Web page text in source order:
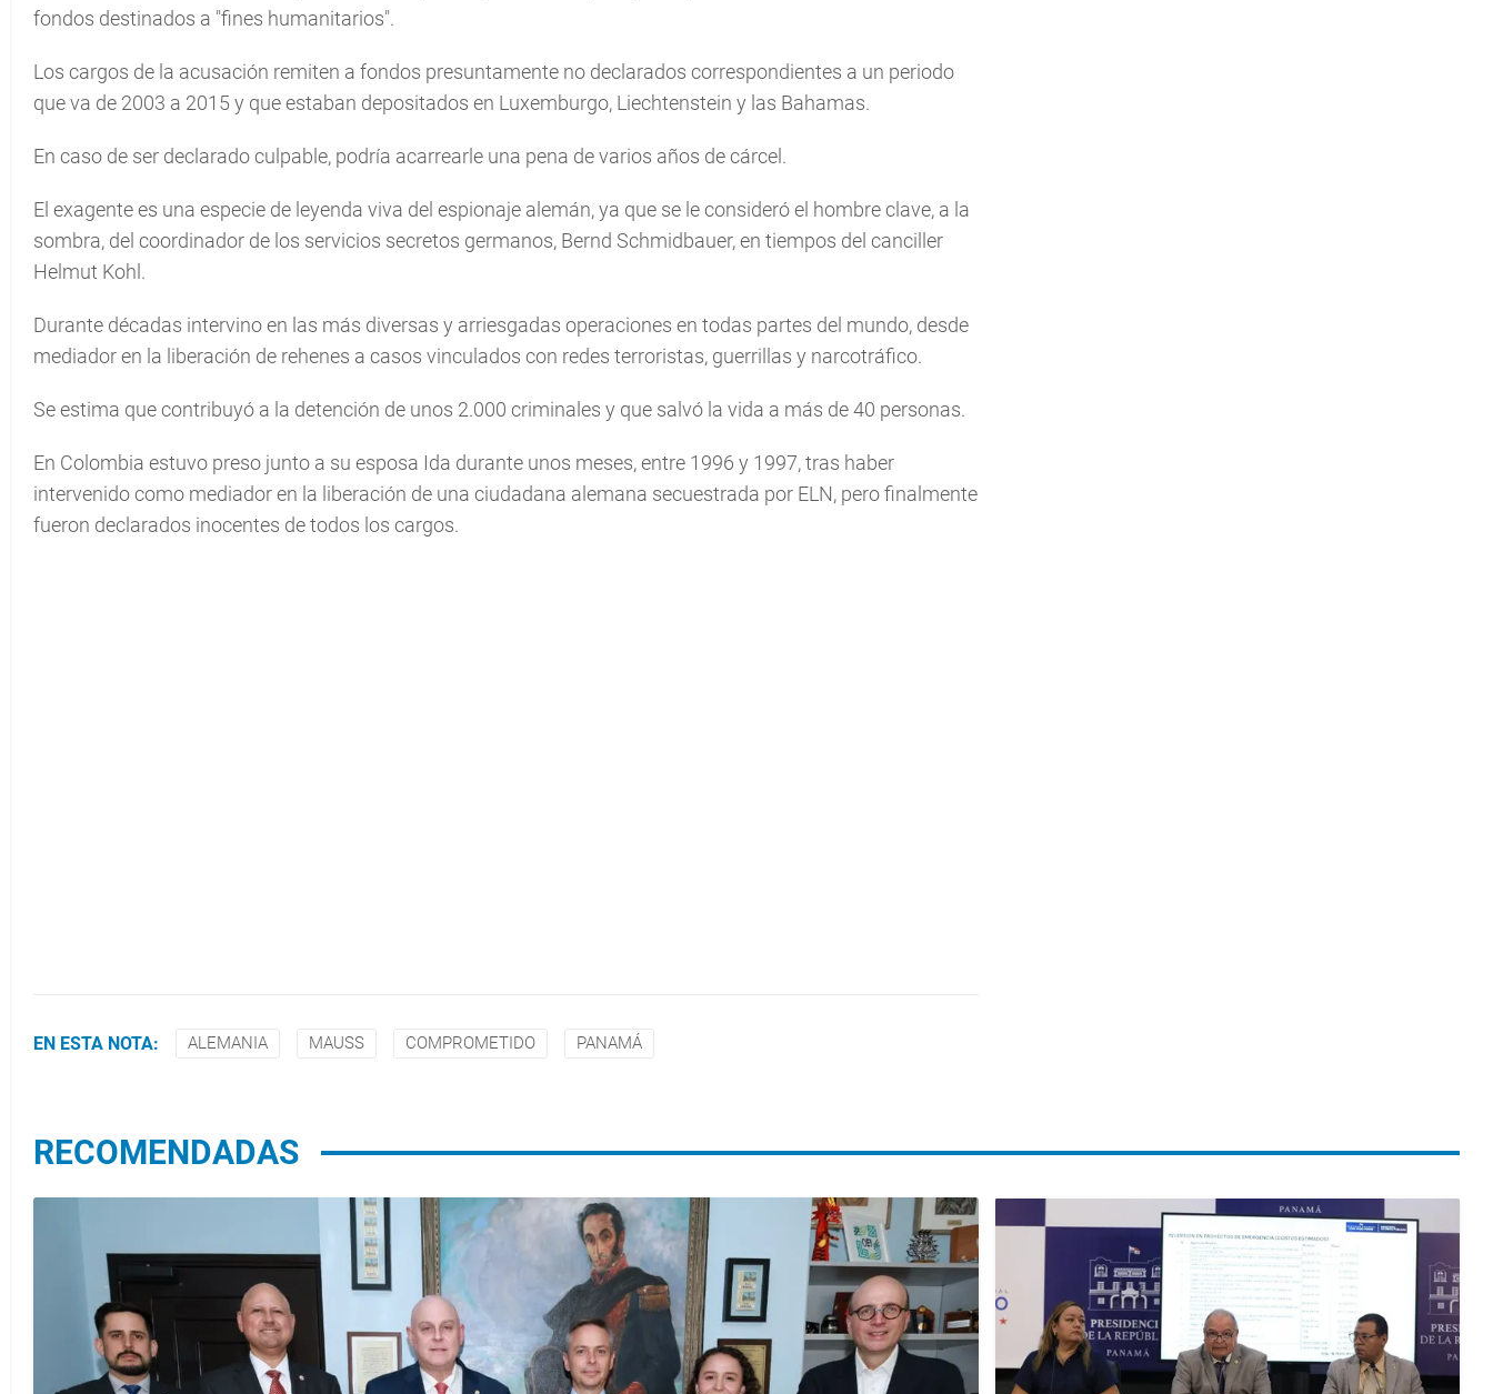
fondos destinados a "fines humanitarios".
Los cargos de la acusación remiten a fondos presuntamente no declarados correspondientes a un periodo
que va de 2003 a 2015 y que estaban depositados en Luxemburgo, Liechtenstein y las Bahamas.
En caso de ser declarado culpable, podría acarrearle una pena de varios años de cárcel.
El exagente es una especie de leyenda viva del espionaje alemán, ya que se le consideró el hombre clave, a la
sombra, del coordinador de los servicios secretos germanos, Bernd Schmidbauer, en tiempos del canciller
Helmut Kohl.
Durante décadas intervino en las más diversas y arriesgadas operaciones en todas partes del mundo, desde
mediador en la liberación de rehenes a casos vinculados con redes terroristas, guerrillas y narcotráfico.
Se estima que contribuyó a la detención de unos 2.000 criminales y que salvó la vida a más de 40 personas.
En Colombia estuvo preso junto a su esposa Ida durante unos meses, entre 1996 y 1997, tras haber
intervenido como mediador en la liberación de una ciudadana alemana secuestrada por ELN, pero finalmente
fueron declarados inocentes de todos los cargos.
EN ESTA NOTA: ALEMANIA MAUSS COMPROMETIDO PANAMÁ
RECOMENDADAS